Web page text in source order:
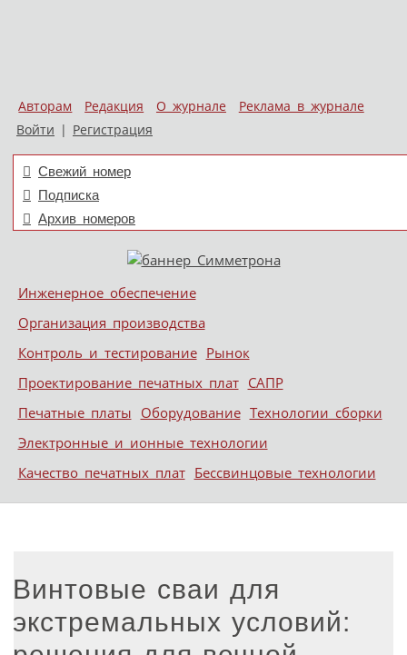
Авторам Редакция О журнале
Реклама в журнале
Войти | Регистрация
Свежий номер
Подписка
Архив номеров
Меню
Skip to content
Инженерное обеспечение
Организация производства
Контроль и тестирование Рынок
Проектирование печатных плат САПР
Печатные платы Оборудование Технологии сборки
Электронные и ионные технологии
Качество печатных плат Бессвинцовые технологии
Винтовые сваи для
экстремальных условий: